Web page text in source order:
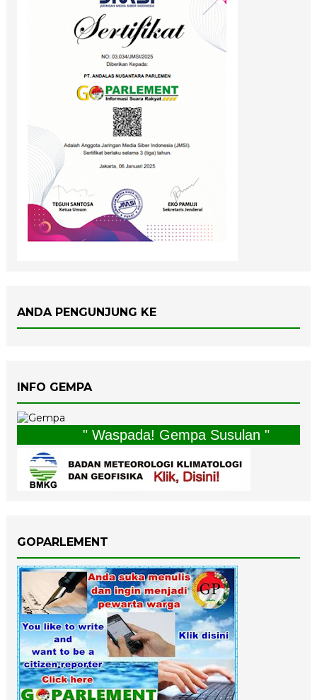
ANDA PENGUNJUNG KE
INFO GEMPA
" Waspada! Gempa Susulan "
GOPARLEMENT